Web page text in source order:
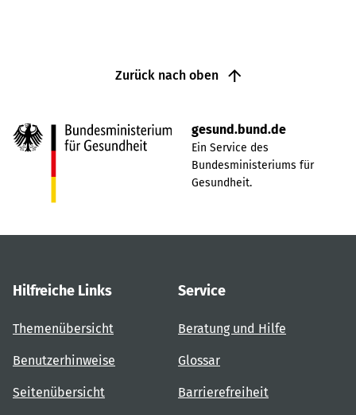
Zurück nach oben
gesund.bund.de
Ein Service des
Bundesministeriums für
Gesundheit.
Hilfreiche Links
Themenübersicht
Benutzerhinweise
Seitenübersicht
Service
Beratung und Hilfe
Glossar
Barrierefreiheit